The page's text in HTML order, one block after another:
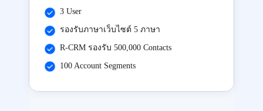
3 User
รองรับภาษาเว็บไซต์ 5 ภาษา
R-CRM รองรับ 500,000 Contacts
100 Account Segments